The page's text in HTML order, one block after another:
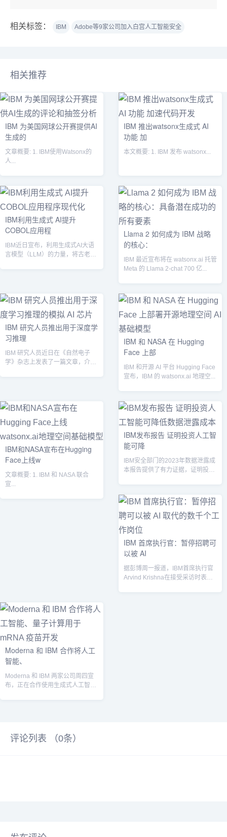
相关标签： IBM Adobe等9家公司加入白宫人工智能安全
相关推荐
IBM 为美国网球公开赛提供AI
生成的
文章概要: 1. IBM使用Watsonx的
人...
IBM 推出watsonx生成式 AI
功能 加
本文概要: 1. IBM 发布 watsonx...
IBM利用生成式 AI提升
COBOL应用程
IBM近日宣布，利用生成式AI大语
言模型（LLM）的力量，将古老的
Llama 2 如何成为 IBM 战略
的核心：
IBM 最近宣布将在 watsonx.ai 托管
Meta 的 Llama 2-chat 700 亿...
IBM 研究人员推出用于深度学
习推理
IBM 研究人员近日在《自然电子
学》杂志上发表了一篇文章，介绍
IBM 和 NASA 在 Hugging
Face 上部
IBM 和开源 AI 平台 Hugging Face
宣布，IBM 的 watsonx.ai 地理空...
IBM和NASA宣布在Hugging
Face上线w
文章概要: 1. IBM 和 NASA 联合
宣...
IBM发布报告 证明投资人工智
能可降
IBM安全部门的2023年数据泄露成
本报告提供了有力证据，证明投资
IBM 首席执行官：暂停招聘可
以被 AI
据彭博周一报道，IBM首席执行官
Arvind Krishna在接受采访时表示
Moderna 和 IBM 合作将人工
智能、
Moderna 和 IBM 两家公司周四宣
布，正在合作使用生成式人工智能
评论列表 （0条）